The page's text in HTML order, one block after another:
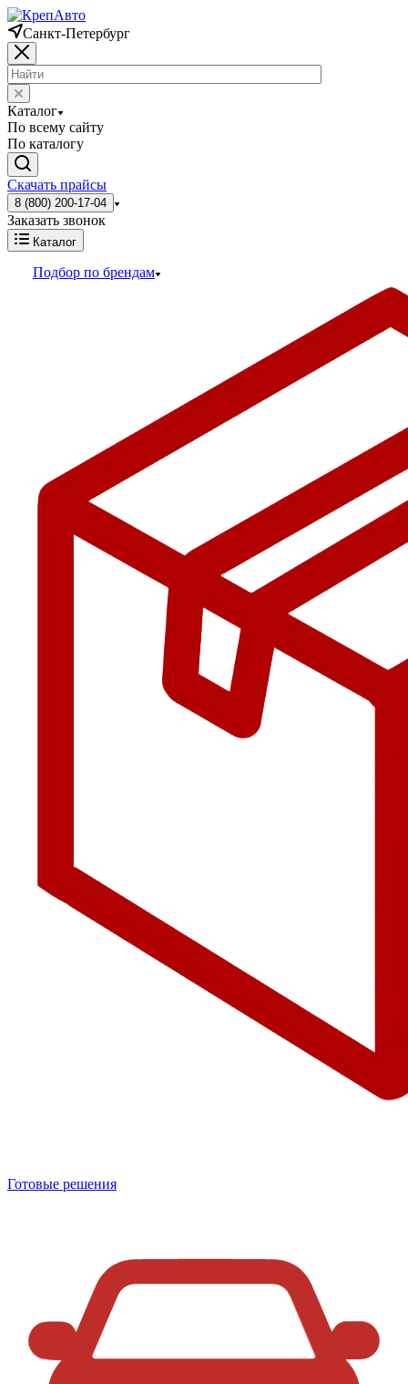
Санкт-Петербург
Каталог
По всему сайту
По каталогу
Скачать прайсы
8 (800) 200-17-04
Заказать звонок
Каталог
Подбор по брендам
Готовые решения